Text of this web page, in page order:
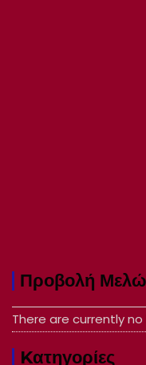
Προβολή
There are currently no
Kατηγορίες